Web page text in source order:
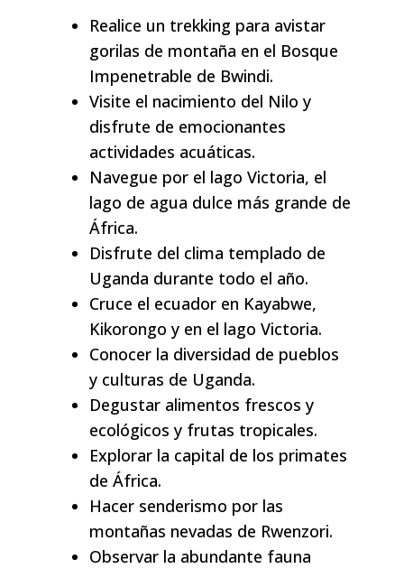
Realice un trekking para avistar
gorilas de montaña en el Bosque
Impenetrable de Bwindi.
Visite el nacimiento del Nilo y
disfrute de emocionantes
actividades acuáticas.
Navegue por el lago Victoria, el
lago de agua dulce más grande de
África.
Disfrute del clima templado de
Uganda durante todo el año.
Cruce el ecuador en Kayabwe,
Kikorongo y en el lago Victoria.
Conocer la diversidad de pueblos
y culturas de Uganda.
Degustar alimentos frescos y
ecológicos y frutas tropicales.
Explorar la capital de los primates
de África.
Hacer senderismo por las
montañas nevadas de Rwenzori.
Observar la abundante fauna